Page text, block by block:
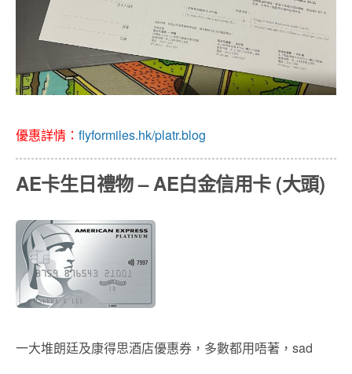
優惠詳情： flyformiles.hk/platr.blog
AE卡生日禮物 – AE白金信用卡 (大頭)
一大堆朗廷及康得思酒店優惠券，多數都用唔著，sad